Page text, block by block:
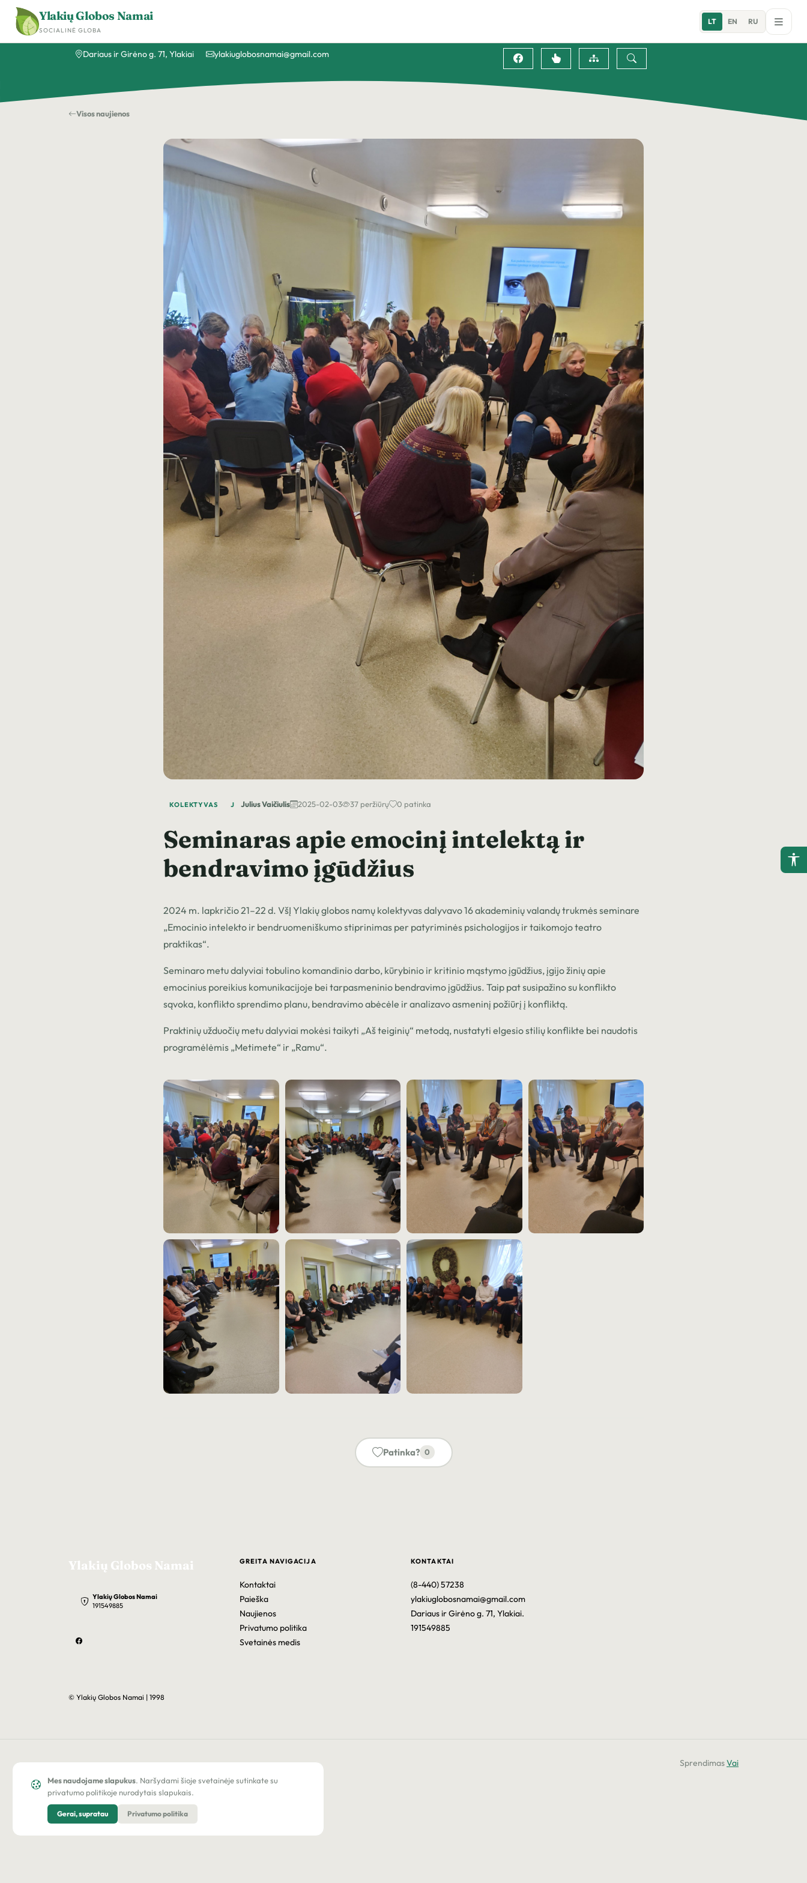
Mes naudojame slapukus. Naršydami šioje svetainėje sutinkate su
privatumo politikoje nurodytais slapukais.
Gerai, supratau Privatumo politika
Dariaus ir Girėno g. 71, Ylakiai ylakiuglobosnamai@gmail.com
Ylakių Globos Namai
SOCIALINĖ GLOBA
LT EN RU
Visos naujienos
KOLEKTYVAS J Julius Vaičiulis 2025-02-03 37 peržiūrų 0 patinka
Seminaras apie emocinį intelektą ir
bendravimo įgūdžius
2024 m. lapkričio 21–22 d. VšĮ Ylakių globos namų kolektyvas dalyvavo 16 akademinių valandų trukmės seminare
„Emocinio intelekto ir bendruomeniškumo stiprinimas per patyriminės psichologijos ir taikomojo teatro
praktikas“.
Seminaro metu dalyviai tobulino komandinio darbo, kūrybinio ir kritinio mąstymo įgūdžius, įgijo žinių apie
emocinius poreikius komunikacijoje bei tarpasmeninio bendravimo įgūdžius. Taip pat susipažino su konflikto
sąvoka, konflikto sprendimo planu, bendravimo abėcėle ir analizavo asmeninį požiūrį į konfliktą.
Praktinių užduočių metu dalyviai mokėsi taikyti „Aš teiginių“ metodą, nustatyti elgesio stilių konflikte bei naudotis
programėlėmis „Metimete“ ir „Ramu“.
Patinka? 0
Ylakių Globos Namai
Ylakių Globos Namai
191549885
GREITA NAVIGACIJA
Kontaktai
Paieška
Naujienos
Privatumo politika
Svetainės medis
KONTAKTAI
(8-440) 57238
ylakiuglobosnamai@gmail.com
Dariaus ir Girėno g. 71, Ylakiai.
191549885
© Ylakių Globos Namai | 1998
SprendimasVai